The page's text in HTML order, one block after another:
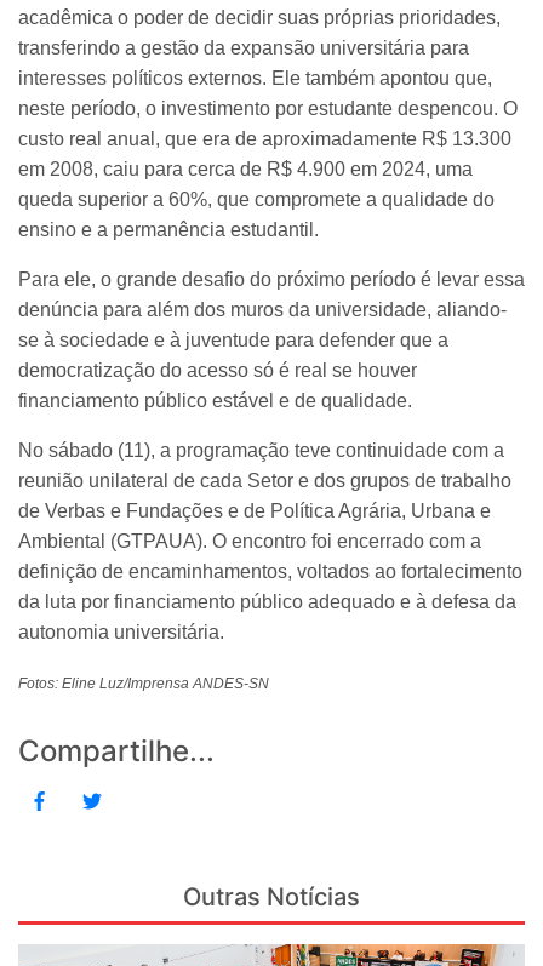
acadêmica o poder de decidir suas próprias prioridades,
transferindo a gestão da expansão universitária para
interesses políticos externos. Ele também apontou que,
neste período, o investimento por estudante despencou. O
custo real anual, que era de aproximadamente R$ 13.300
em 2008, caiu para cerca de R$ 4.900 em 2024, uma
queda superior a 60%, que compromete a qualidade do
ensino e a permanência estudantil.
Para ele, o grande desafio do próximo período é levar essa
denúncia para além dos muros da universidade, aliando-
se à sociedade e à juventude para defender que a
democratização do acesso só é real se houver
financiamento público estável e de qualidade.
No sábado (11), a programação teve continuidade com a
reunião unilateral de cada Setor e dos grupos de trabalho
de Verbas e Fundações e de Política Agrária, Urbana e
Ambiental (GTPAUA). O encontro foi encerrado com a
definição de encaminhamentos, voltados ao fortalecimento
da luta por financiamento público adequado e à defesa da
autonomia universitária.
Fotos: Eline Luz/Imprensa ANDES-SN
Compartilhe...
Outras Notícias